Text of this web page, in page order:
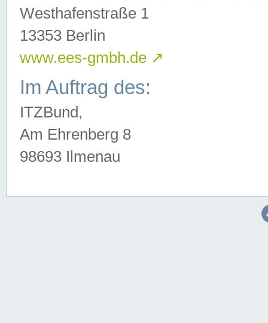
Westhafenstraße 1
13353 Berlin
www.ees-gmbh.de ↗
Im Auftrag des:
ITZBund,
Am Ehrenberg 8
98693 Ilmenau